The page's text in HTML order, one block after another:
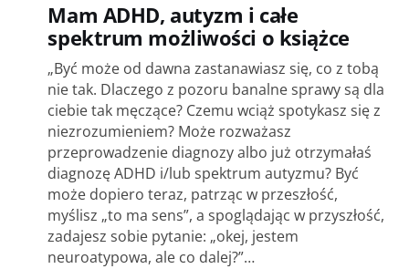
Mam ADHD, autyzm i całe
spektrum możliwości o książce
„Być może od dawna zastanawiasz się, co z tobą
nie tak. Dlaczego z pozoru banalne sprawy są dla
ciebie tak męczące? Czemu wciąż spotykasz się z
niezrozumieniem? Może rozważasz
przeprowadzenie diagnozy albo już otrzymałaś
diagnozę ADHD i/lub spektrum autyzmu? Być
może dopiero teraz, patrząc w przeszłość,
myślisz „to ma sens”, a spoglądając w przyszłość,
zadajesz sobie pytanie: „okej, jestem
neuroatypowa, ale co dalej?”…